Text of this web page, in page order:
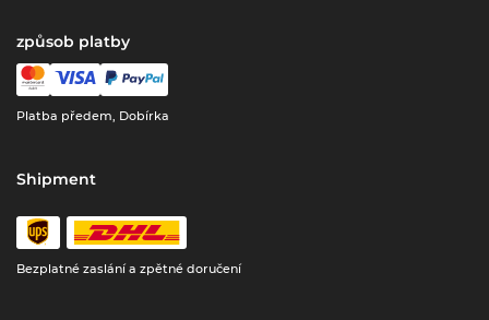
způsob platby
Platba předem, Dobírka
Shipment
Bezplatné zaslání a zpětné doručení